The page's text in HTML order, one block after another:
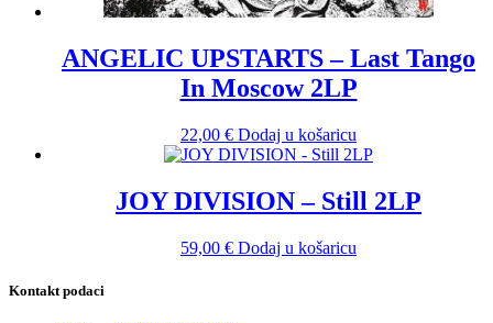
ANGELIC UPSTARTS – Last Tango
In Moscow 2LP
22,00 € Dodaj u košaricu
JOY DIVISION – Still 2LP
59,00 € Dodaj u košaricu
Kontakt podaci